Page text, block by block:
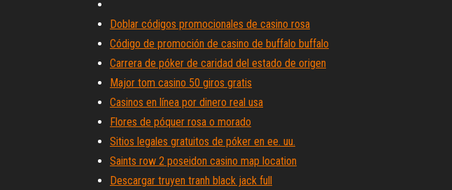
Doblar códigos promocionales de casino rosa
Código de promoción de casino de buffalo buffalo
Carrera de póker de caridad del estado de origen
Major tom casino 50 giros gratis
Casinos en línea por dinero real usa
Flores de póquer rosa o morado
Sitios legales gratuitos de póker en ee. uu.
Saints row 2 poseidon casino map location
Descargar truyen tranh black jack full